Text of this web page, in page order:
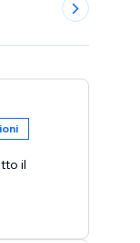
il